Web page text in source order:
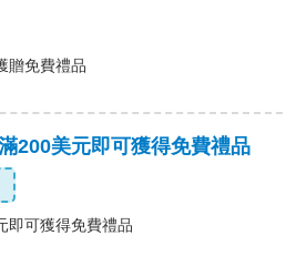
贈免費禮品
200美元即可獲得免費禮品
即可獲得免費禮品